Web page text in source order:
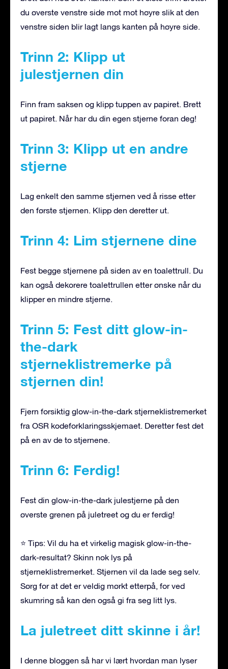
du øverste venstre side mot mot høyre slik at den
venstre siden blir lagt langs kanten på høyre side.
Trinn 2: Klipp ut
julestjernen din
Finn fram saksen og klipp tuppen av papiret. Brett
ut papiret. Når har du din egen stjerne foran deg!
Trinn 3: Klipp ut en andre
stjerne
Lag enkelt den samme stjernen ved å risse etter
den første stjernen. Klipp den deretter ut.
Trinn 4: Lim stjernene dine
Fest begge stjernene på siden av en toalettrull. Du
kan også dekorere toalettrullen etter ønske når du
klipper en mindre stjerne.
Trinn 5: Fest ditt glow-in-
the-dark
stjerneklistremerke på
stjernen din!
Fjern forsiktig glow-in-the-dark stjerneklistremerket
fra OSR kodeforklaringsskjemaet. Deretter fest det
på en av de to stjernene.
Trinn 6: Ferdig!
Fest din glow-in-the-dark julestjerne på den
øverste grenen på juletreet og du er ferdig!
⭐ Tips: Vil du ha et virkelig magisk glow-in-the-
dark-resultat? Skinn nok lys på
stjerneklistremerket. Stjernen vil da lade seg selv.
Sørg for at det er veldig mørkt etterpå, for ved
skumring så kan den også gi fra seg litt lys.
La juletreet ditt skinne i år!
I denne bloggen så har vi lært hvordan man lyser